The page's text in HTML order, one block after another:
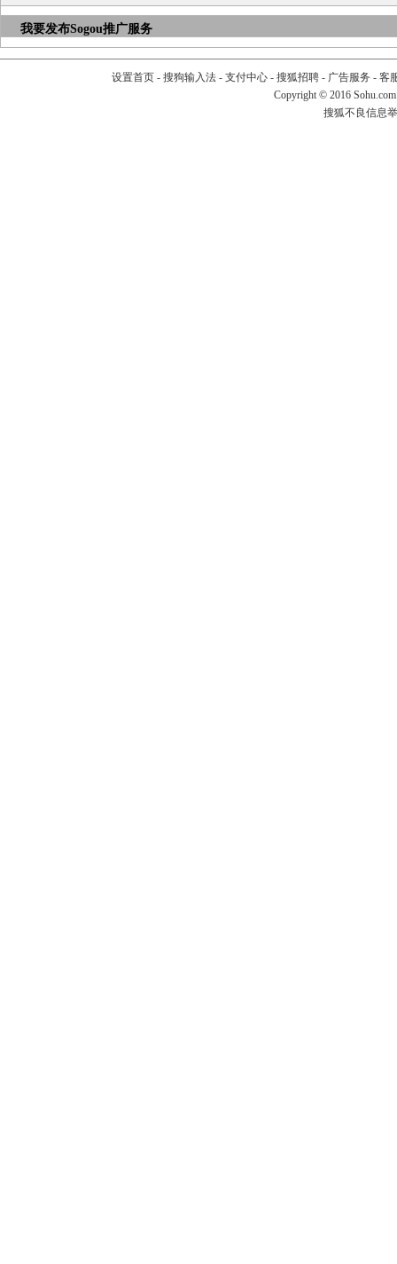
我要发布Sogou推广服务
设置首页- 搜狗输入法- 支付中心- 搜狐招聘- 广告服务 - 客
Copyright © 2016
搜狐不良信息